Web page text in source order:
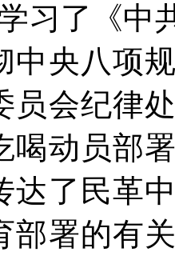
了《中
中央八项
员会纪律
喝动员部
达了民革
部署的有